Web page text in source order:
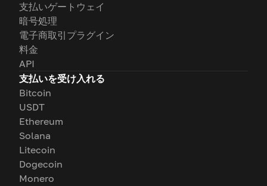
支払いゲートウェイ
暗号処理
電子商取引プラグイン
料金
API
支払いを受け入れる
Bitcoin
USDT
Ethereum
Solana
Litecoin
Dogecoin
Monero